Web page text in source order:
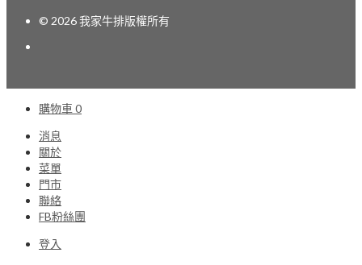
© 2026 我家牛排版權所有
購物車 0
消息
關於
菜單
門市
聯絡
FB粉絲團
登入